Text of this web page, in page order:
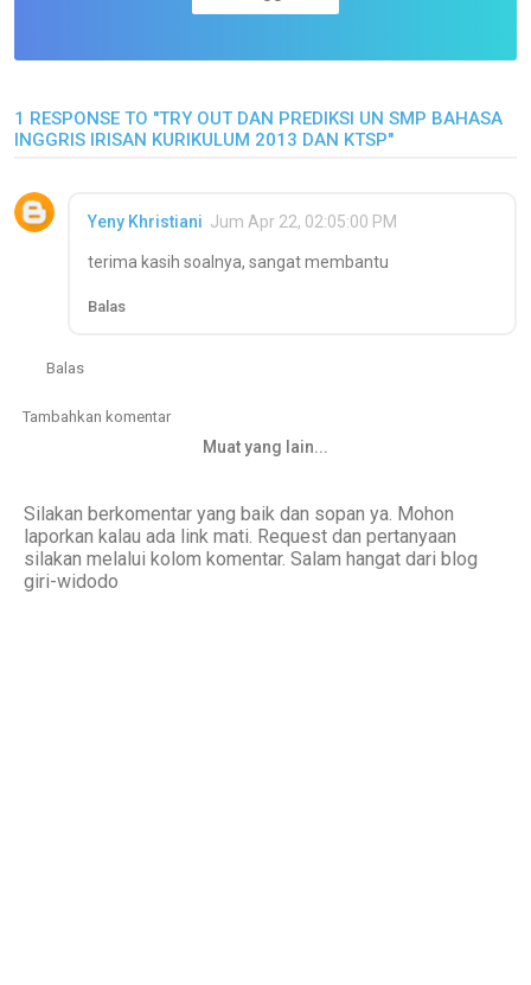
1 RESPONSE TO "TRY OUT DAN PREDIKSI UN SMP BAHASA
INGGRIS IRISAN KURIKULUM 2013 DAN KTSP"
Yeny Khristiani Jum Apr 22, 02:05:00 PM
terima kasih soalnya, sangat membantu
Balas
Balas
Tambahkan komentar
Muat yang lain...
Silakan berkomentar yang baik dan sopan ya. Mohon
laporkan kalau ada link mati. Request dan pertanyaan
silakan melalui kolom komentar. Salam hangat dari blog
giri-widodo